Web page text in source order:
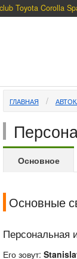
Toyota Corolla
ГЛАВНАЯ
Основное
Основные
Персональная
Его зовут: